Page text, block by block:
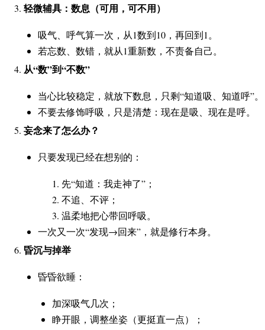
轻微辅具：数息（可用，可不用）
吸气、呼气算一次，从1数到10，再回到1。
若忘数、数错，就从1重新数，不责备自己。
从“数”到“不数”
当心比较稳定，就放下数息，只剩“知道吸、知道呼”。
不要去修饰呼吸，只是清楚：现在是吸、现在是呼。
妄念来了怎么办？
只要发现已经在想别的：
先“知道：我走神了”；
不追、不评；
温柔地把心带回呼吸。
一次又一次“发现→回来”，就是修行本身。
昏沉与掉举
昏昏欲睡：
加深吸气几次；
睁开眼，调整坐姿（更挺直一点）；